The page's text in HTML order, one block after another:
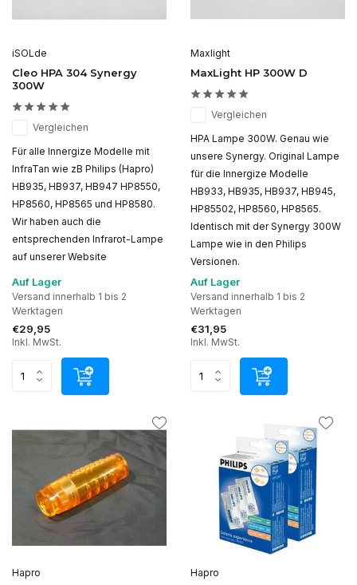
iSOLde
Cleo HPA 304 Synergy
300W
Vergleichen
Für alle Innergize Modelle mit
InfraTan wie zB Philips (Hapro)
HB935, HB937, HB947 HP8550,
HP8560, HP8565 und HP8580.
Wir haben auch die
entsprechenden Infrarot-Lampe
auf unserer Website
Auf Lager
Versand innerhalb 1 bis 2
Werktagen
€29,95
Inkl. MwSt.
Maxlight
MaxLight HP 300W D
Vergleichen
HPA Lampe 300W. Genau wie
unsere Synergy. Original Lampe
für die Innergize Modelle
HB933, HB935, HB937, HB945,
HP85502, HP8560, HP8565.
Identisch mit der Synergy 300W
Lampe wie in den Philips
Versionen.
Auf Lager
Versand innerhalb 1 bis 2
Werktagen
€31,95
Inkl. MwSt.
Hapro Hapro